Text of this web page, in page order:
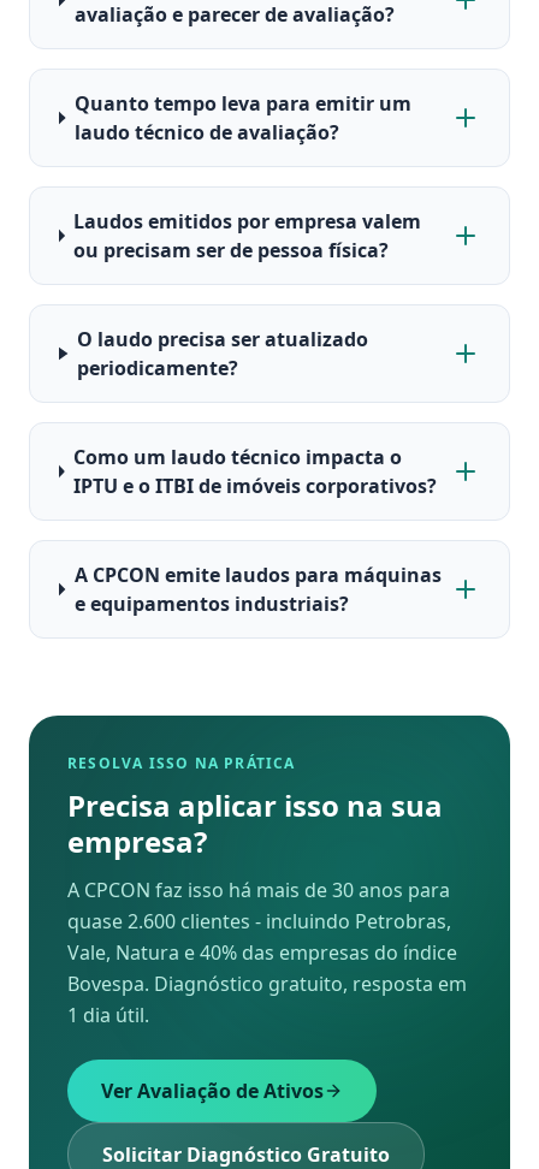
avaliação e parecer de avaliação?
Quanto tempo leva para emitir um
laudo técnico de avaliação?
Laudos emitidos por empresa valem
ou precisam ser de pessoa física?
O laudo precisa ser atualizado
periodicamente?
Como um laudo técnico impacta o
IPTU e o ITBI de imóveis corporativos?
A CPCON emite laudos para máquinas
e equipamentos industriais?
RESOLVA ISSO NA PRÁTICA
Precisa aplicar isso na sua
empresa?
A CPCON faz isso há mais de 30 anos para
quase 2.600 clientes - incluindo Petrobras,
Vale, Natura e 40% das empresas do índice
Bovespa. Diagnóstico gratuito, resposta em
1 dia útil.
Ver Avaliação de Ativos
Solicitar Diagnóstico Gratuito